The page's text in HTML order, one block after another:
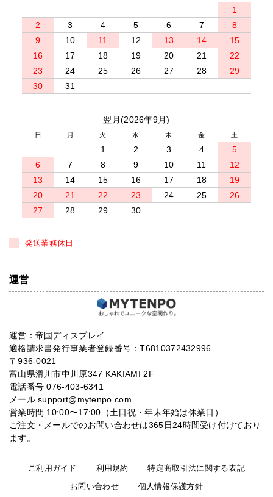
1
2
3 4 5 6 7
8
9
10 11 12 13 14
15
16
17 18 19 20 21
22
23
24 25 26 27 28
29
30
31
翌月(2026年9月)
日 月 火 水 木 金 土
1 2 3 4
5
6
7 8 9 10 11
12
13
14 15 16 17 18
19
20
21 22 23 24 25
26
27
28 29 30
発送業務休日
運営
運営：帝国ディスプレイ
適格請求書発行事業者登録番号：T6810372432996
〒936-0021
富山県滑川市中川原347 KAKIAMI 2F
電話番号 076-403-6341
メール support@mytenpo.com
営業時間 10:00〜17:00（土日祝・年末年始は休業日）
ご注文・メールでのお問い合わせは365日24時間受け付けており
ます。
ご利用ガイド 利用規約 特定商取引法に関する表記
お問い合わせ 個人情報保護方針